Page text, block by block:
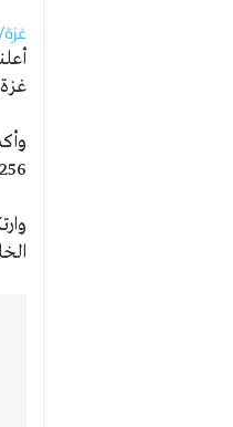
غزة إلى إلى 9061 شهيد
256 شهيدًا.